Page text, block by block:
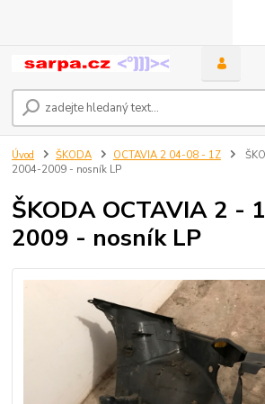
Úvod ŠKODA OCTAVIA 2 04-08 - 1Z
2004-2009 - nosník LP
ŠKODA OCTAVIA 2 -
2009 - nosník LP